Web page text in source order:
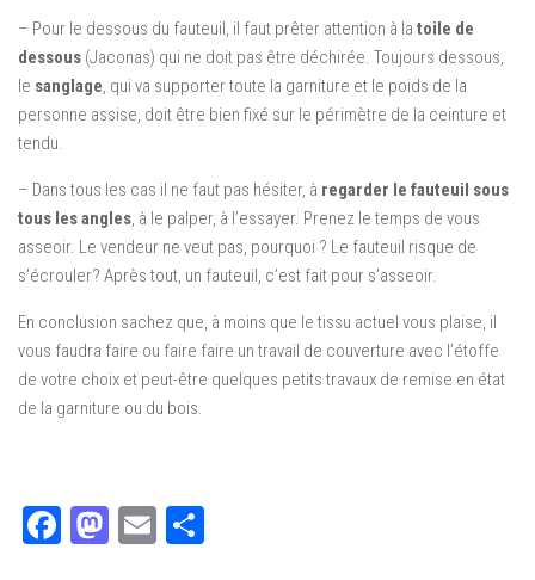
– Pour le dessous du fauteuil, il faut prêter attention à la toile de
dessous (Jaconas) qui ne doit pas être déchirée. Toujours dessous,
le sanglage, qui va supporter toute la garniture et le poids de la
personne assise, doit être bien fixé sur le périmètre de la ceinture et
tendu.
– Dans tous les cas il ne faut pas hésiter, à regarder le fauteuil sous
tous les angles, à le palper, à l’essayer. Prenez le temps de vous
asseoir. Le vendeur ne veut pas, pourquoi ? Le fauteuil risque de
s’écrouler? Après tout, un fauteuil, c’est fait pour s’asseoir.
En conclusion sachez que, à moins que le tissu actuel vous plaise, il
vous faudra faire ou faire faire un travail de couverture avec l’étoffe
de votre choix et peut-être quelques petits travaux de remise en état
de la garniture ou du bois.
Facebook
Mastodon
Email